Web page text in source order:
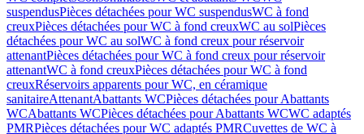
suspendusPièces détachées pour WC suspendusWC à fond
creuxPièces détachées pour WC à fond creuxWC au solPièces
détachées pour WC au solWC à fond creux pour réservoir
attenantPièces détachées pour WC à fond creux pour réservoir
attenantWC à fond creuxPièces détachées pour WC à fond
creuxRéservoirs apparents pour WC, en céramique
sanitaireAttenantAbattants WCPièces détachées pour Abattants
WCAbattants WCPièces détachées pour Abattants WCWC adaptés
PMRPièces détachées pour WC adaptés PMRCuvettes de WC à